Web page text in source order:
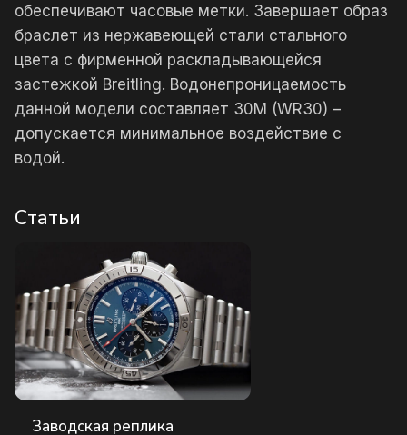
обеспечивают часовые метки. Завершает образ
браслет из нержавеющей стали стального
цвета с фирменной раскладывающейся
застежкой Breitling. Водонепроницаемость
данной модели составляет 30М (WR30) –
допускается минимальное воздействие с
водой.
Статьи
Заводская реплика